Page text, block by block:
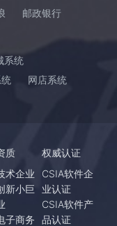
邮政银行
系统
网店系统
质
术企业
新小巨
子商务
权威认证
CSIA软件企
业认证
CSIA软件产
品认证